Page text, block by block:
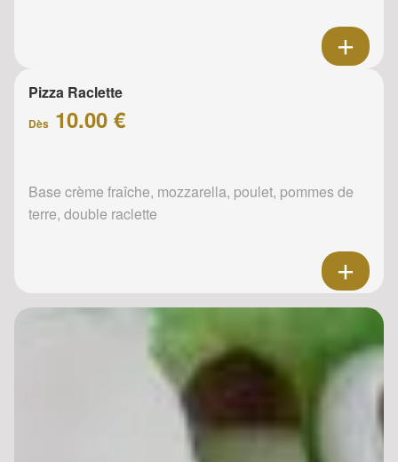
Pizza Raclette
Dès 10.00 €
Base crème fraîche, mozzarella, poulet, pommes de
terre, double raclette